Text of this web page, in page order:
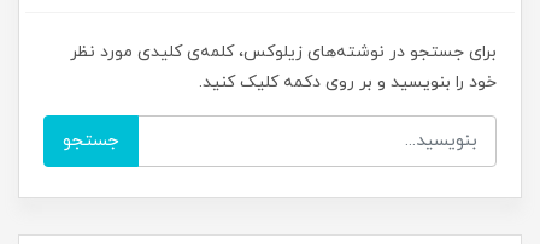
برای جستجو در نوشته‌های زیلوکس، کلمه‌ی کلیدی مورد نظر
خود را بنویسید و بر روی دکمه کلیک کنید.
جستجو